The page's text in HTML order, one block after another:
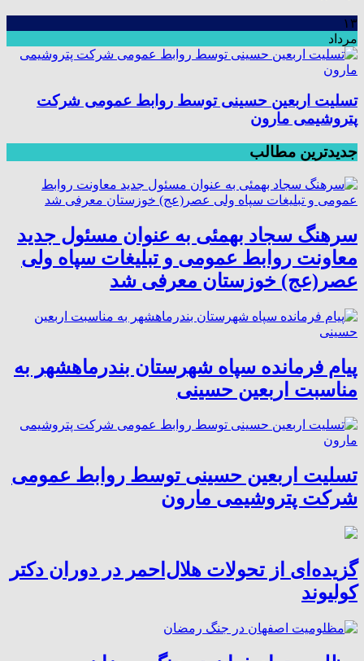
۱۳
مرداد
تسلیت اربعین حسینی توسط روابط عمومی شرکت
پتروشیمی مارون
جدیدترین مطالب
سرهنگ سجاد بهمئی به عنوان مسئول جدید
معاونت روابط عمومی و تبلیغات سپاه ولی
عصر(عج) خوزستان معرفی شد
پیام فرمانده سپاه شهرستان بندرماهشهر به
مناسبت اربعین حسینی
تسلیت اربعین حسینی توسط روابط عمومی
شرکت پتروشیمی مارون
گزیده‌ای از تحولات هلال‌احمر در دوران دکتر
کولیوند